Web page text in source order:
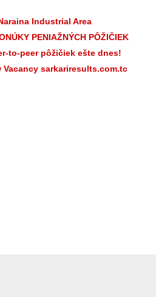
Industrial Area
PENIAŽNÝCH PÔŽIČIEK
to-peer pôžičiek ešte dnes!
Vacancy sarkariresults.com.tc